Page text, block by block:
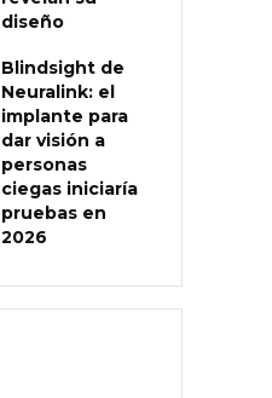
diseño
Blindsight de
Neuralink: el
implante para
dar visión a
personas
ciegas iniciaría
pruebas en
2026